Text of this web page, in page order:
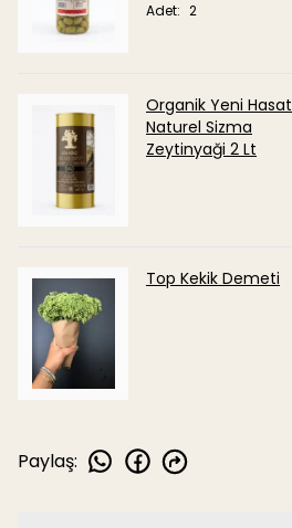
Adet: 2
Organik Yeni Hasat
Naturel Sizma
Zeytinyaği 2 Lt
Top Kekik Demeti
Paylaş: